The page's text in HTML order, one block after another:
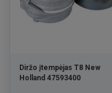
Diržo įtempėjas T8 New
Holland 47593400